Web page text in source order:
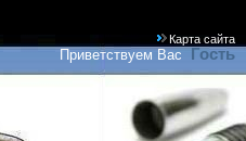
Карта сайта
Приветствуем Вас Гость